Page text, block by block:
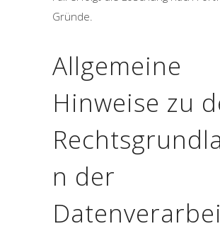
Gründe.
Allgemeine
Hinweise zu
n der